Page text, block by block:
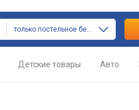
только постельное белье
Детские товары Авто